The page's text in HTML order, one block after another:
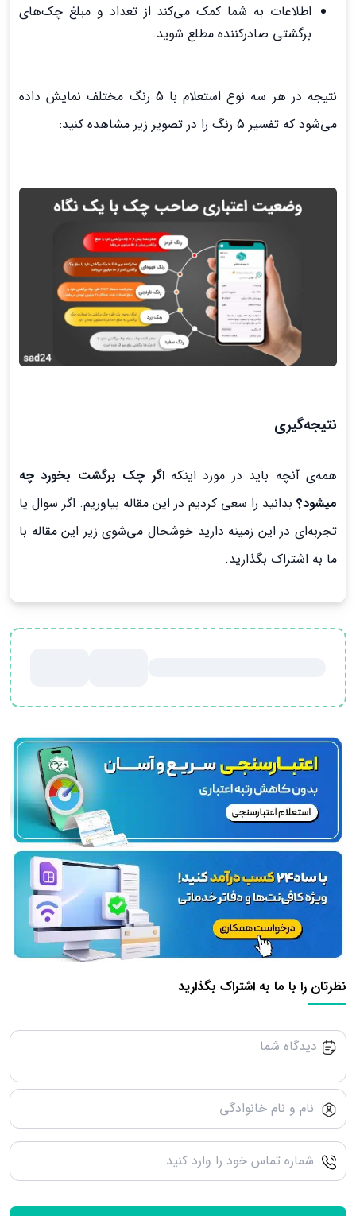
اطلاعات به شما کمک می‌کند از تعداد و مبلغ چک‌های
برگشتی صادرکننده مطلع شوید.
نتیجه در هر سه نوع استعلام با 5 رنگ مختلف نمایش داده
می‌شود که تفسیر 5 رنگ‌ را در تصویر زیر مشاهده کنید:
نتیجه‌گیری
همه‌ی آنچه باید در مورد اینکهاگر چک برگشت بخورد چه
میشود؟ بدانید را سعی کردیم در این مقاله بیاوریم. اگر سوال یا
تجربه‌ای در این زمینه دارید خوشحال می‌شوی زیر این مقاله با
ما به اشتراک بگذارید.
نظرتان را با ما به اشتراک بگذارید